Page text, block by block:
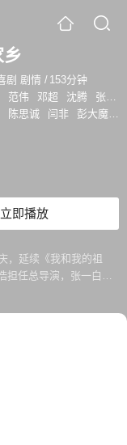
剧 剧情 / 153分钟
范伟 邓超 沈腾
张占义
陈思诚 闫非 彭大魔
立即播放
，延续《我和我的祖
任总导演，张一白担
超&俞白眉分别执导